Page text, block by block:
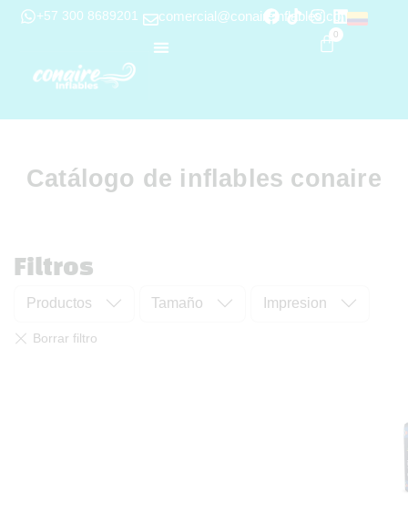
+57 300 8689201 comercial@conaireinflables.com
0
Catálogo de inflables conaire
Filtros
Productos Tamaño Impresion